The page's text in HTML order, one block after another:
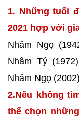
1. Những tuổi
2021 hợp với
Nhâm Ngọ
Nhâm Tý
Nhâm Ngọ
2.Nếu không
thể chọn